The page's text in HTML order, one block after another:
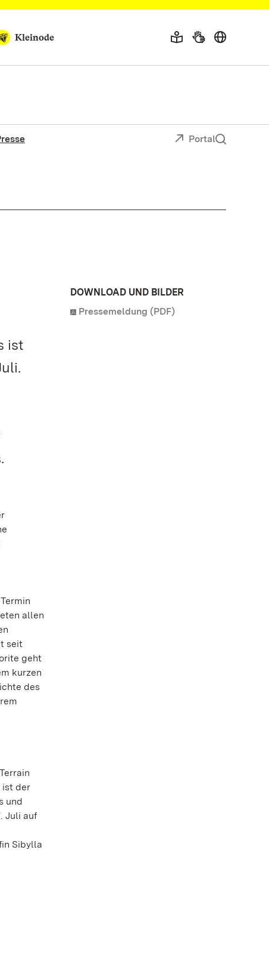
Kleinode
Portal
ist
allen
seit
geht
kurzen
des
ist der
und
Juli auf
Sibylla
DOWNLOAD UND BILDER
Pressemeldung (PDF)